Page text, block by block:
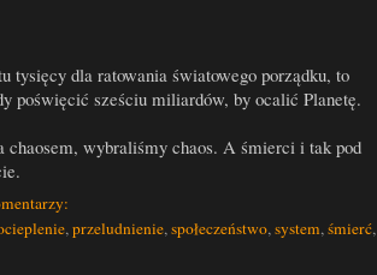
tysięcy dla ratowania światowego porządku, to
poświęcić sześciu miliardów, by ocalić Planetę.
wybraliśmy chaos. A śmierci i tak pod
,przeludnienie,społeczeństwo,system,śmierć,